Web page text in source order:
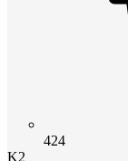
424
K2